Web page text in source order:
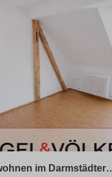
im Darmstädter